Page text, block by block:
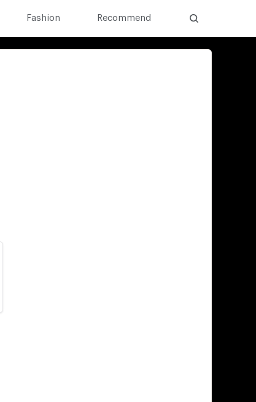
Fashion Recommend